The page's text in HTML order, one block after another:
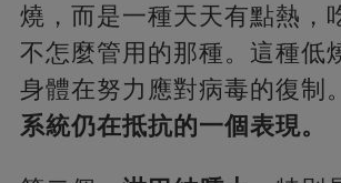
燒，而是一種天天有點熱，
不怎麼管用的那種。這種低
身體在努力應對病毒的復制。
系統仍在抵抗的一個表現。